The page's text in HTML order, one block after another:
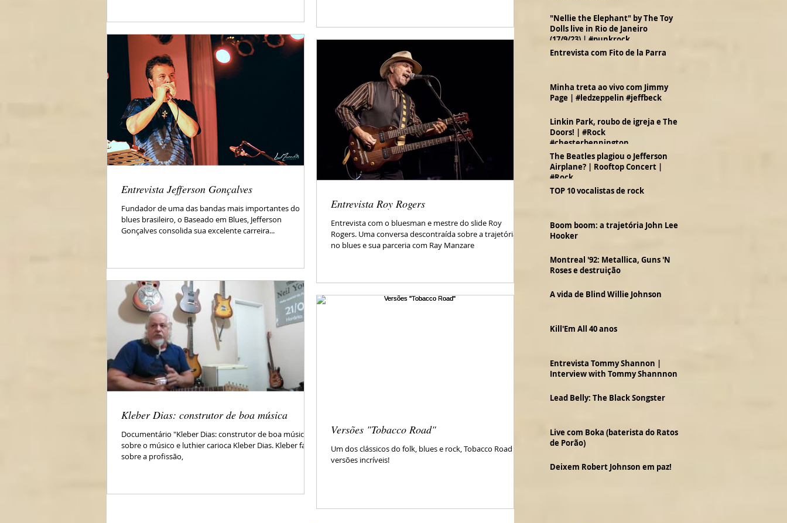
Entrevista Jefferson Gonçalves
Fundador de uma das bandas mais importantes do
blues brasileiro, o Baseado em Blues, Jefferson
Gonçalves consolida sua excelente carreira...
Entrevista Roy Rogers
Entrevista com o bluesman e mestre do slide Roy
Rogers. Uma conversa descontraída sobre a trajetória
no blues e sua parceria com Ray Manzare
Kleber Dias: construtor de boa música
Documentário "Kleber Dias: construtor de boa música"
sobre o músico e luthier carioca Kleber Dias. Kleber fala
sobre a profissão,
Versões "Tobacco Road"
Um dos clássicos do folk, blues e rock, Tobacco Road em
versões incríveis!
"Nellie the Elephant" by The Toy
Dolls live in Rio de Janeiro
(17/9/23) | #punkrock
Entrevista com Fito de la Parra
Minha treta ao vivo com Jimmy
Page | #ledzeppelin #jeffbeck
Linkin Park, roubo de igreja e The
Doors! | #Rock
#chesterbennington
The Beatles plagiou o Jefferson
Airplane? | Rooftop Concert |
#Rock
TOP 10 vocalistas de rock
Boom boom: a trajetória John Lee
Hooker
Montreal '92: Metallica, Guns 'N
Roses e destruição
A vida de Blind Willie Johnson
Kill'Em All 40 anos
Entrevista Tommy Shannon |
Interview with Tommy Shannnon
Lead Belly: The Black Songster
Live com Boka (baterista do Ratos
de Porão)
Deixem Robert Johnson em paz!